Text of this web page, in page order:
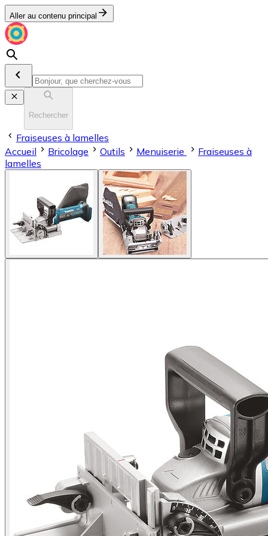
Aller au contenu principal
Rechercher
Fraiseuses à lamelles
Accueil
Bricolage Outils Menuiserie
Fraiseuses à
lamelles